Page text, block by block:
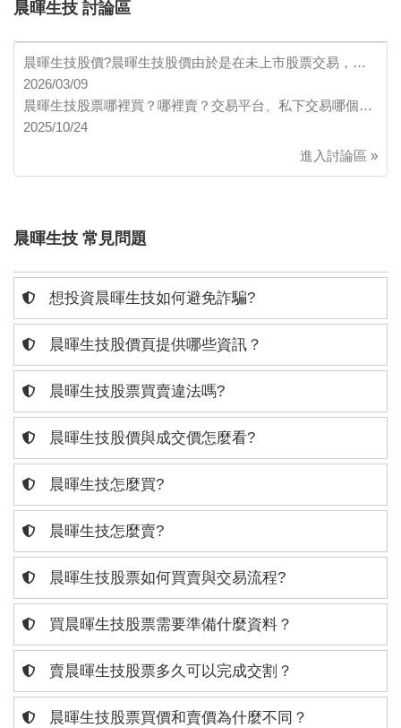
晨暉生技 討論區
晨暉生技股價?晨暉生技股價由於是在未上市股票交易，…
2026/03/09
晨暉生技股票哪裡買？哪裡賣？交易平台、私下交易哪個…
2025/10/24
進入討論區 »
晨暉生技 常見問題
想投資晨暉生技如何避免詐騙?
晨暉生技股價頁提供哪些資訊？
晨暉生技股票買賣違法嗎?
晨暉生技股價與成交價怎麼看?
晨暉生技怎麼買?
晨暉生技怎麼賣?
晨暉生技股票如何買賣與交易流程?
買晨暉生技股票需要準備什麼資料？
賣晨暉生技股票多久可以完成交割？
晨暉生技股票買價和賣價為什麼不同？